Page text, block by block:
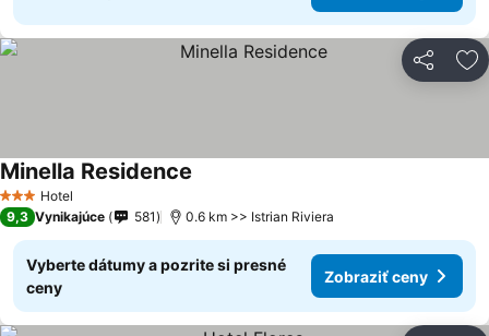
Zdieľať
3 Počet hviezdičiek
Hotel
Minella Residence
9,3 Vynikajúce 581 0.6 km >> Istrian Riviera
Vyberte dátumy a pozrite si presné
ceny
Zobraziť ceny